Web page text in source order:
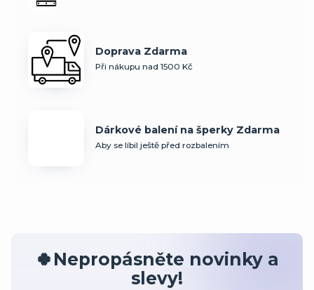
Doprava Zdarma
Při nákupu nad 1500 Kč
Dárkové balení na šperky Zdarma
Aby se líbil ještě před rozbalením
🍀Nepropásněte novinky a
slevy!